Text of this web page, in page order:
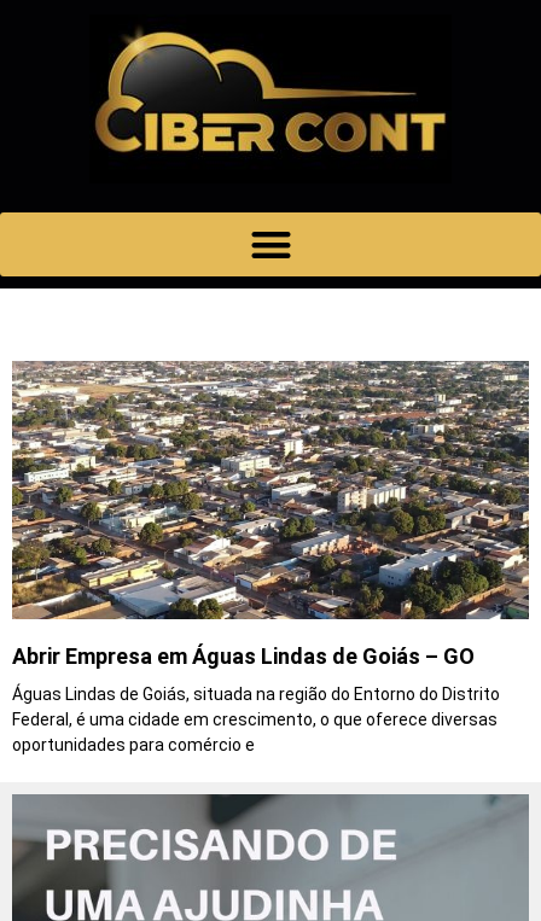
Abrir Empresa em Águas Lindas de Goiás – GO
Águas Lindas de Goiás, situada na região do Entorno do Distrito
Federal, é uma cidade em crescimento, o que oferece diversas
oportunidades para comércio e